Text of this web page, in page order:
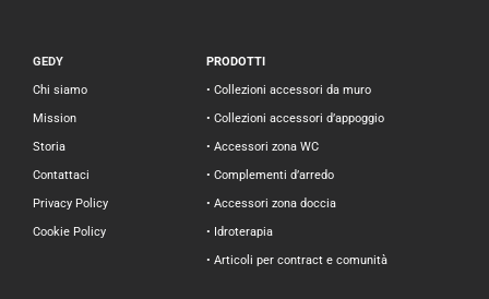
GEDY
Chi siamo
Mission
Storia
Contattaci
Privacy Policy
Cookie Policy
PRODOTTI
• Collezioni accessori da muro
• Collezioni accessori d’appoggio
• Accessori zona WC
• Complementi d’arredo
• Accessori zona doccia
• Idroterapia
• Articoli per contract e comunità